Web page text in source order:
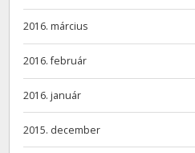
2016. március
2016. február
2016. január
2015. december